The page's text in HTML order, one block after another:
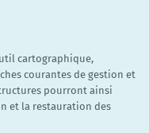
cartographique,
courantes de gestion et
pourront ainsi
et la restauration des